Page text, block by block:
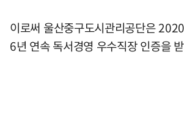
이로써 울산중구도시관리공단은
6년 연속 독서경영 우수직장 인증을